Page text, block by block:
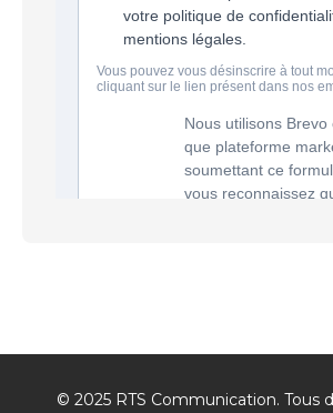
© 2025 RTS Communication. Tous